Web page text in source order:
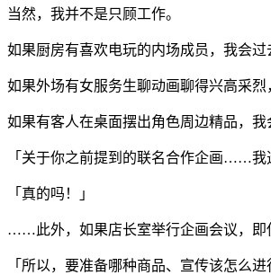
当然，我并不是只顾工作。
如果厨房有喜欢电玩的内场成员，我会过
如果外场有女服务生聊动画聊得兴高采烈
如果有客人在桌面摆出角色周边精品，
「关于你之前提到的联名合作企画……我
「真的吗！」
……此外，如果店长室举行企画会议，即
「所以，要准备哪种商品、宣传该怎么